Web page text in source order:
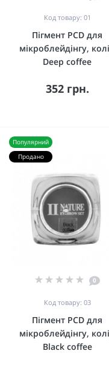
Код товару: 01
Пігмент PCD для
мікроблейдінгу,
Deep coffee
352 грн.
Популярний
Продано
0
Код товару: 03
Пігмент PCD для
мікроблейдінгу,
Black coffee